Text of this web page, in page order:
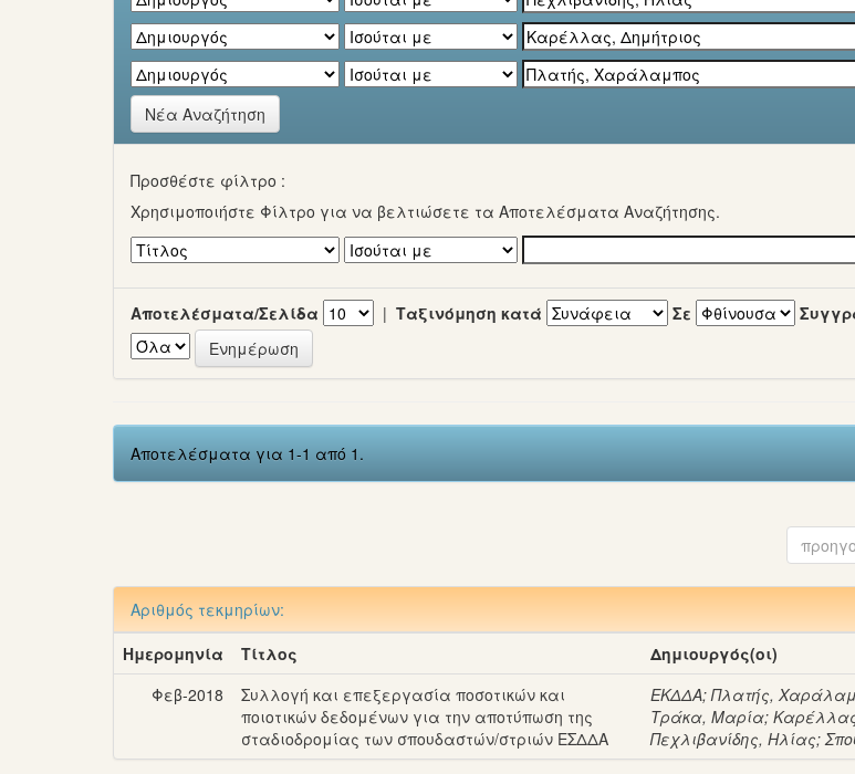
Νέα Αναζήτηση
Προσθέστε φίλτρο :
Χρησιμοποιήστε Φίλτρο για να βελτιώσετε τα Αποτελέσματα Αναζήτησης.
Αποτελέσματα/Σελίδα | Ταξινόμηση κατά Σε
Αποτελέσματα για 1-1 από 1.
Αριθμός τεκμηρίων:
Ημερομηνία
Τίτλος
Δημιουργός(οι)
Φεβ-2018
Συλλογή και επεξεργασία ποσοτικών και
ποιοτικών δεδομένων για την αποτύπωση της
σταδιοδρομίας των σπουδαστών/στριών ΕΣΔΔΑ
ΕΚΔΔΑ;Πλατής,
Τράκα, Μαρία;
Πεχλιβανίδης, Ηλίας;